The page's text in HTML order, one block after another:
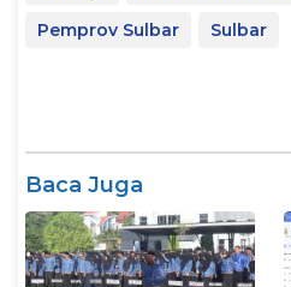
Pemprov Sulbar
Sulbar
Baca Juga